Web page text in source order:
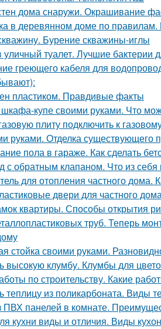
дома снаружи. Окрашивание
в деревянном доме по правилам.
Бурение скважины-иглы
уличный туалет. Лучшие бактерии
греющего кабеля для
пластиком. Правдивые факты
купе своими руками. Что
плиту подключить к
руками. Отделка существующего
пола в гараже. Как сделать
с обратным клапаном. Что из
для отопления частного дома.
двери для частного
квартиры. Способы открытия
труб. Теперь
стойка своими руками.
высокую клумбу. Клумбы для
по строительству. Какие
теплицу из поликарбоната. Виды
ПВХ панелей в комнате.
кухни виды и отличия. Виды